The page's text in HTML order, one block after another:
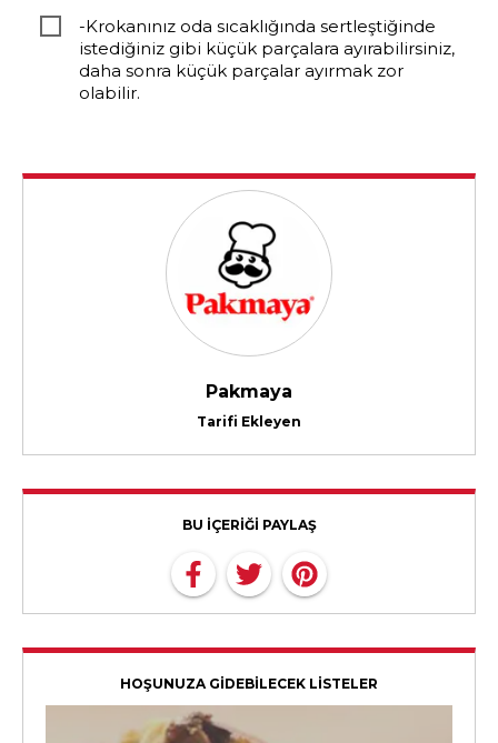
-Krokanınız oda sıcaklığında sertleştiğinde
istediğiniz gibi küçük parçalara ayırabilirsiniz,
daha sonra küçük parçalar ayırmak zor
olabilir.
Pakmaya
Tarifi Ekleyen
BU İÇERİĞİ PAYLAŞ
HOŞUNUZA GİDEBİLECEK LİSTELER